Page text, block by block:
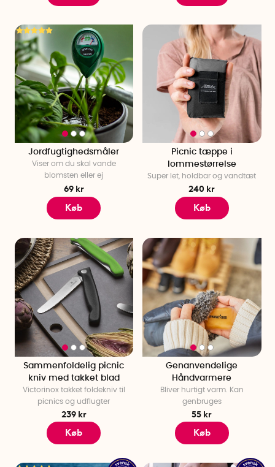
Jordfugtighedsmåler
Viser om du skal vande
blomsten eller ej
69 kr
Køb
Picnic tæppe i
lommestørrelse
Super let, holdbar og vandtæt
240 kr
Køb
Sammenfoldelig picnic
kniv med takket blad
Victorinox takket foldekniv til
picnics og udflugter
239 kr
Køb
Genanvendelige
Håndvarmere
Bliver hurtigt varm. Kan
genbruges
55 kr
Køb